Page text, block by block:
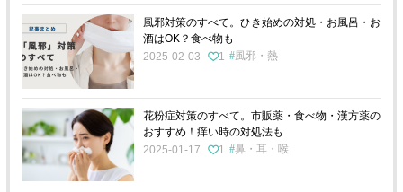
風邪対策のすべて。ひき始めの対処・お風呂・お
酒はOK？食べ物も
2025-02-03
1 風邪・熱
花粉症対策のすべて。市販薬・食べ物・漢方薬の
おすすめ！痒い時の対処法も
2025-01-17
1 鼻・耳・喉